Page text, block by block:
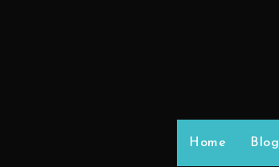
Home Blog